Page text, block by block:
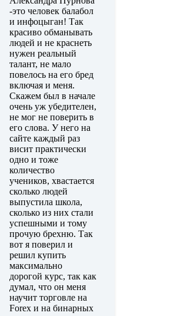
-это человек балабол
и инфоцыган! Так
красиво обманывать
людей и не краснеть
нужен реальный
талант, не мало
повелось на его бред
включая и меня.
Скажем был в начале
очень уж убедителен,
не мог не поверить в
его слова. У него на
сайте каждый раз
висит практически
одно и тоже
количество
учеников, хвастается
сколько людей
выпустила школа,
сколько из них стали
успешными и тому
прочую брехню. Так
вот я поверил и
решил купить
максимально
дорогой курс, так как
думал, что он меня
научит торговле на
Forex и на бинарных